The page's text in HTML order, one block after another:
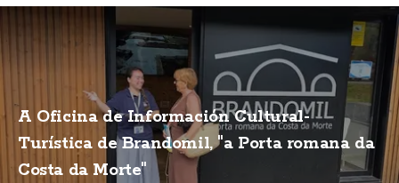
A Oficina de Información Cultural-
Turística de Brandomil, "a Porta romana da
Costa da Morte"